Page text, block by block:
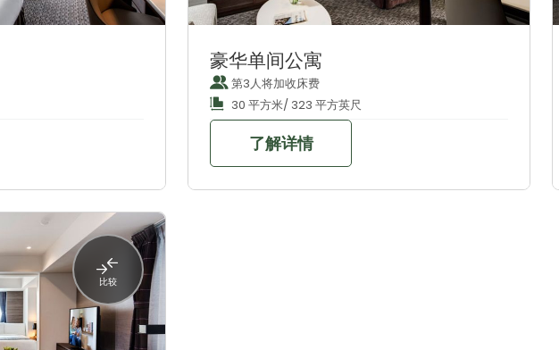
豪华单间公寓
第3人将加收床费
30 平方米/ 323 平方英尺
了解详情
比较